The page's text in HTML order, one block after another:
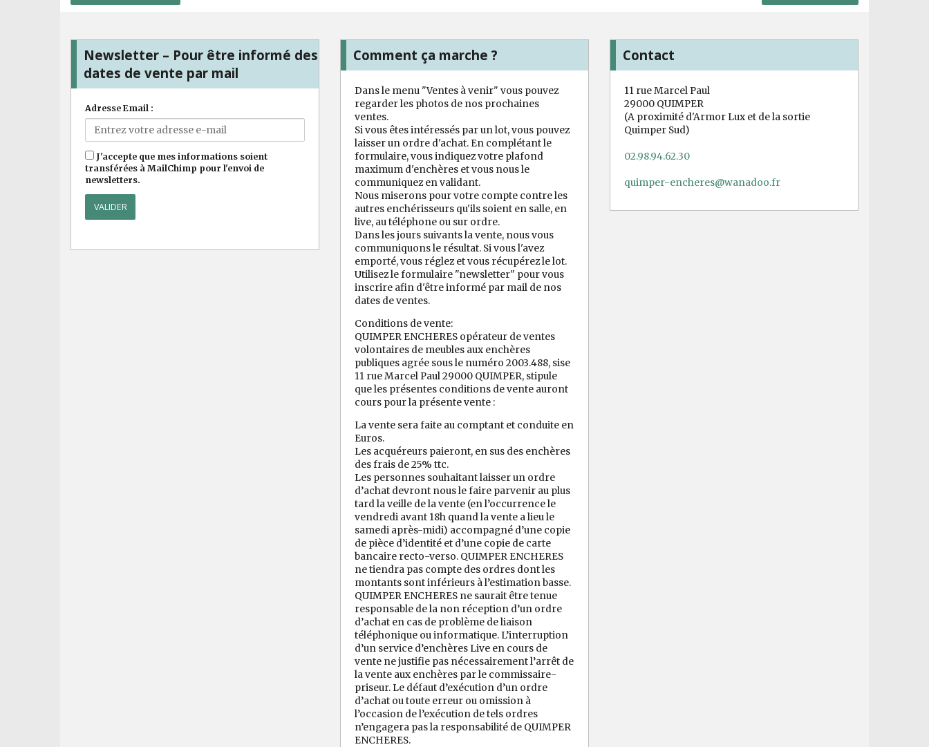
Newsletter – Pour être informé des
dates de vente par mail
Adresse Email :
J'accepte que mes informations soient
transférées à MailChimp pour l'envoi de
newsletters.
Comment ça marche ?
Dans le menu "Ventes à venir" vous pouvez
regarder les photos de nos prochaines
ventes.
Si vous êtes intéressés par un lot, vous pouvez
laisser un ordre d'achat. En complétant le
formulaire, vous indiquez votre plafond
maximum d'enchères et vous nous le
communiquez en validant.
Nous miserons pour votre compte contre les
autres enchérisseurs qu'ils soient en salle, en
live, au téléphone ou sur ordre.
Dans les jours suivants la vente, nous vous
communiquons le résultat. Si vous l'avez
emporté, vous réglez et vous récupérez le lot.
Utilisez le formulaire "newsletter" pour vous
inscrire afin d'être informé par mail de nos
dates de ventes.
Conditions de vente:
QUIMPER ENCHERES opérateur de ventes
volontaires de meubles aux enchères
publiques agrée sous le numéro 2003.488, sise
11 rue Marcel Paul 29000 QUIMPER, stipule
que les présentes conditions de vente auront
cours pour la présente vente :
La vente sera faite au comptant et conduite en
Euros.
Les acquéreurs paieront, en sus des enchères
des frais de 25% ttc.
Les personnes souhaitant laisser un ordre
d’achat devront nous le faire parvenir au plus
tard la veille de la vente (en l’occurrence le
vendredi avant 18h quand la vente a lieu le
samedi après-midi) accompagné d’une copie
de pièce d’identité et d’une copie de carte
bancaire recto-verso. QUIMPER ENCHERES
ne tiendra pas compte des ordres dont les
montants sont inférieurs à l’estimation basse.
QUIMPER ENCHERES ne saurait être tenue
responsable de la non réception d’un ordre
d’achat en cas de problème de liaison
téléphonique ou informatique. L’interruption
d’un service d’enchères Live en cours de
vente ne justifie pas nécessairement l’arrêt de
la vente aux enchères par le commissaire-
priseur. Le défaut d’exécution d’un ordre
d’achat ou toute erreur ou omission à
l’occasion de l’exécution de tels ordres
n’engagera pas la responsabilité de QUIMPER
ENCHERES.
Contact
11 rue Marcel Paul
29000 QUIMPER
(A proximité d'Armor Lux et de la sortie
Quimper Sud)
02.98.94.62.30
quimper-encheres@wanadoo.fr